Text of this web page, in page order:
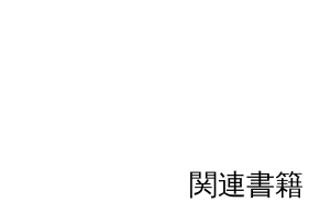
QⅡ-3-9 テナント契
関連書籍